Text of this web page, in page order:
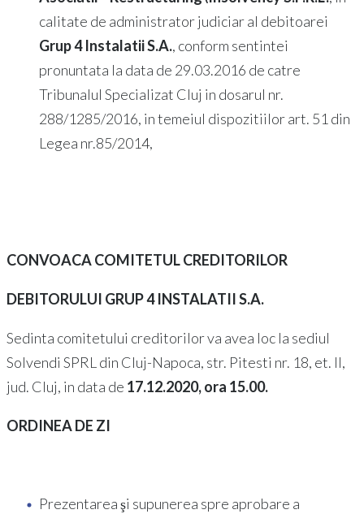
calitate de administrator judiciar al debitoarei
Grup 4 Instalatii S.A., conform sentintei
pronuntata la data de 29.03.2016 de catre
Tribunalul Specializat Cluj in dosarul nr.
288/1285/2016, in temeiul dispozitiilor art. 51 din
Legea nr.85/2014,
CONVOACA COMITETUL CREDITORILOR
DEBITORULUI GRUP 4 INSTALATII S.A.
Sedinta comitetului creditorilor va avea loc la sediul
Solvendi SPRL din Cluj-Napoca, str. Pitesti nr. 18, et. II,
jud. Cluj, in data de 17.12.2020, ora 15.00.
ORDINEA DE ZI
Prezentarea şi supunerea spre aprobare a